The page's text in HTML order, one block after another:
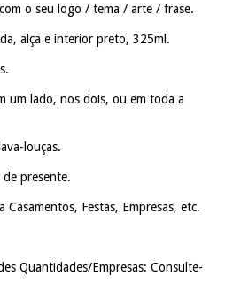
o seu logo / tema / arte / frase.
alça e interior preto, 325ml.
um lado, nos dois, ou em toda a
louças.
presente.
Casamentos, Festas, Empresas, etc.
Quantidades/Empresas: Consulte-